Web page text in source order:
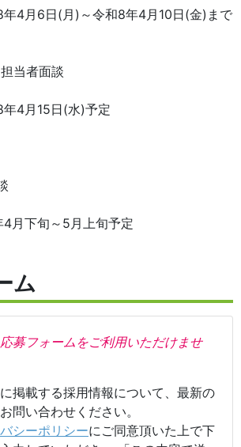
(月)～令和8年4月10日(金)まで
面談
日(水)予定
旬～5月上旬予定
ム
募フォームをご利用いただけませ
掲載する採用情報について、最新の
問い合わせください。
シーポリシーにご同意頂いた上で下